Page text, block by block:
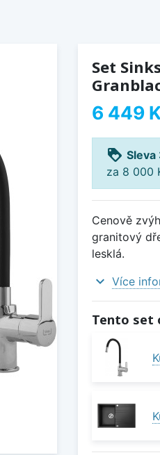
Set
6 449
loyalty Sleva
za 8 000
Cenově
granitový
lesklá.
expand_more Více
Tento set